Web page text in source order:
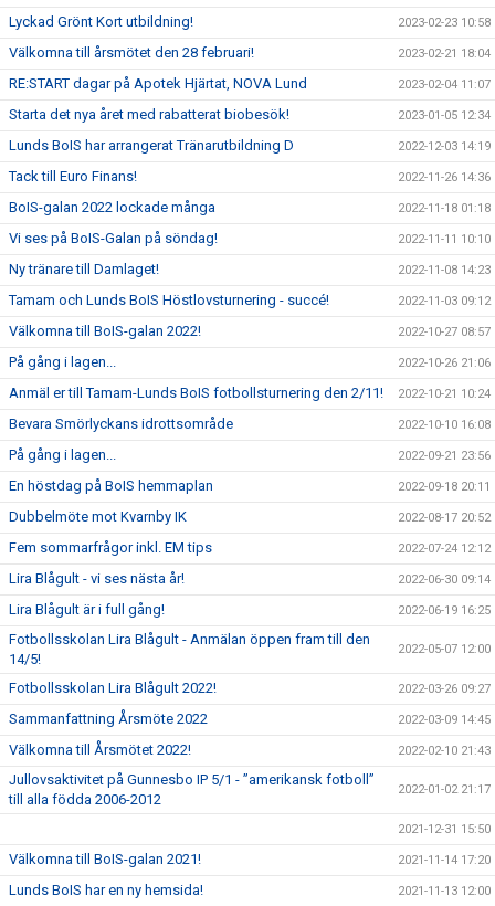
Lyckad Grönt Kort utbildning! 2023-02-23 10:58
Välkomna till årsmötet den 28 februari! 2023-02-21 18:04
RE:START dagar på Apotek Hjärtat, NOVA Lund 2023-02-04 11:07
Starta det nya året med rabatterat biobesök! 2023-01-05 12:34
Lunds BoIS har arrangerat Tränarutbildning D 2022-12-03 14:19
Tack till Euro Finans! 2022-11-26 14:36
BoIS-galan 2022 lockade många 2022-11-18 01:18
Vi ses på BoIS-Galan på söndag! 2022-11-11 10:10
Ny tränare till Damlaget! 2022-11-08 14:23
Tamam och Lunds BoIS Höstlovsturnering - succé! 2022-11-03 09:12
Välkomna till BoIS-galan 2022! 2022-10-27 08:57
På gång i lagen... 2022-10-26 21:06
Anmäl er till Tamam-Lunds BoIS fotbollsturnering den 2/11! 2022-10-21 10:24
Bevara Smörlyckans idrottsområde 2022-10-10 16:08
På gång i lagen... 2022-09-21 23:56
En höstdag på BoIS hemmaplan 2022-09-18 20:11
Dubbelmöte mot Kvarnby IK 2022-08-17 20:52
Fem sommarfrågor inkl. EM tips 2022-07-24 12:12
Lira Blågult - vi ses nästa år! 2022-06-30 09:14
Lira Blågult är i full gång! 2022-06-19 16:25
Fotbollsskolan Lira Blågult - Anmälan öppen fram till den
14/5!
2022-05-07 12:00
Fotbollsskolan Lira Blågult 2022! 2022-03-26 09:27
Sammanfattning Årsmöte 2022 2022-03-09 14:45
Välkomna till Årsmötet 2022! 2022-02-10 21:43
Jullovsaktivitet på Gunnesbo IP 5/1 - ”amerikansk fotboll”
till alla födda 2006-2012
2022-01-02 21:17
2021-12-31 15:50
Välkomna till BoIS-galan 2021! 2021-11-14 17:20
Lunds BoIS har en ny hemsida! 2021-11-13 12:00